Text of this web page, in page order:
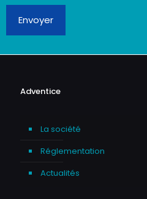
Envoyer
Adventice
La société
Réglementation
Actualités